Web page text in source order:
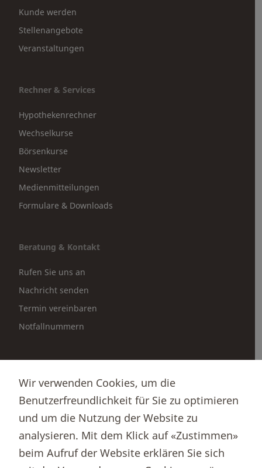
Kunde werden
Stellenangebote
Veranstaltungen
Rechner & Services
Hypothekenrechner
Wechselkurse
Börsenkurse
Newsletter
Medienmitteilungen
Formulare & Downloads
Beratung & Kontakt
Rufen Sie uns an
Nachricht senden
Termin vereinbaren
Notfallnummern
Börsenportal Yourmoney
Thurgauer Kantonalbank
Wir verwenden Cookies, um die
Benutzerfreundlichkeit für Sie zu optimieren
und um die Nutzung der Website zu
analysieren. Mit dem Klick auf «Zustimmen»
beim Aufruf der Website erklären Sie sich